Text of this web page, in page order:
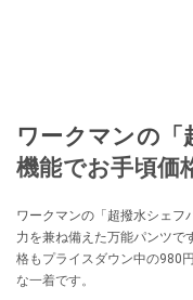
ワークマンの「
機能でお手頃価
ワークマンの「超撥水シェフ
力を兼ね備えた万能パンツで
格もプライスダウン中の980
な一着です。